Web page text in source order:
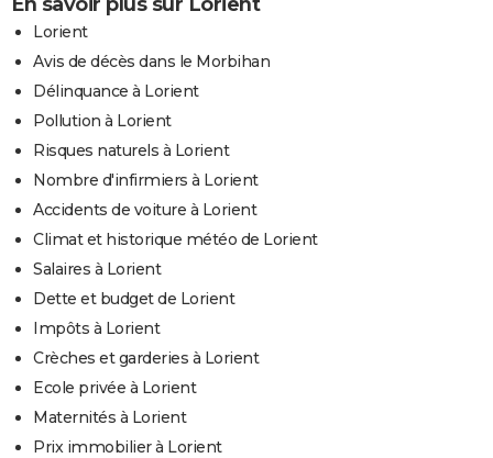
Lorient
Avis de décès dans le Morbihan
Délinquance à Lorient
Pollution à Lorient
Risques naturels à Lorient
Nombre d'infirmiers à Lorient
Accidents de voiture à Lorient
Climat et historique météo de Lorient
Salaires à Lorient
Dette et budget de Lorient
Impôts à Lorient
Crèches et garderies à Lorient
Ecole privée à Lorient
Maternités à Lorient
Prix immobilier à Lorient